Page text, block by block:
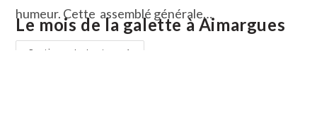
humeur. Cette assemblé générale…
Continuer La Lecture
Les
Le mois de la galette à Aimargues